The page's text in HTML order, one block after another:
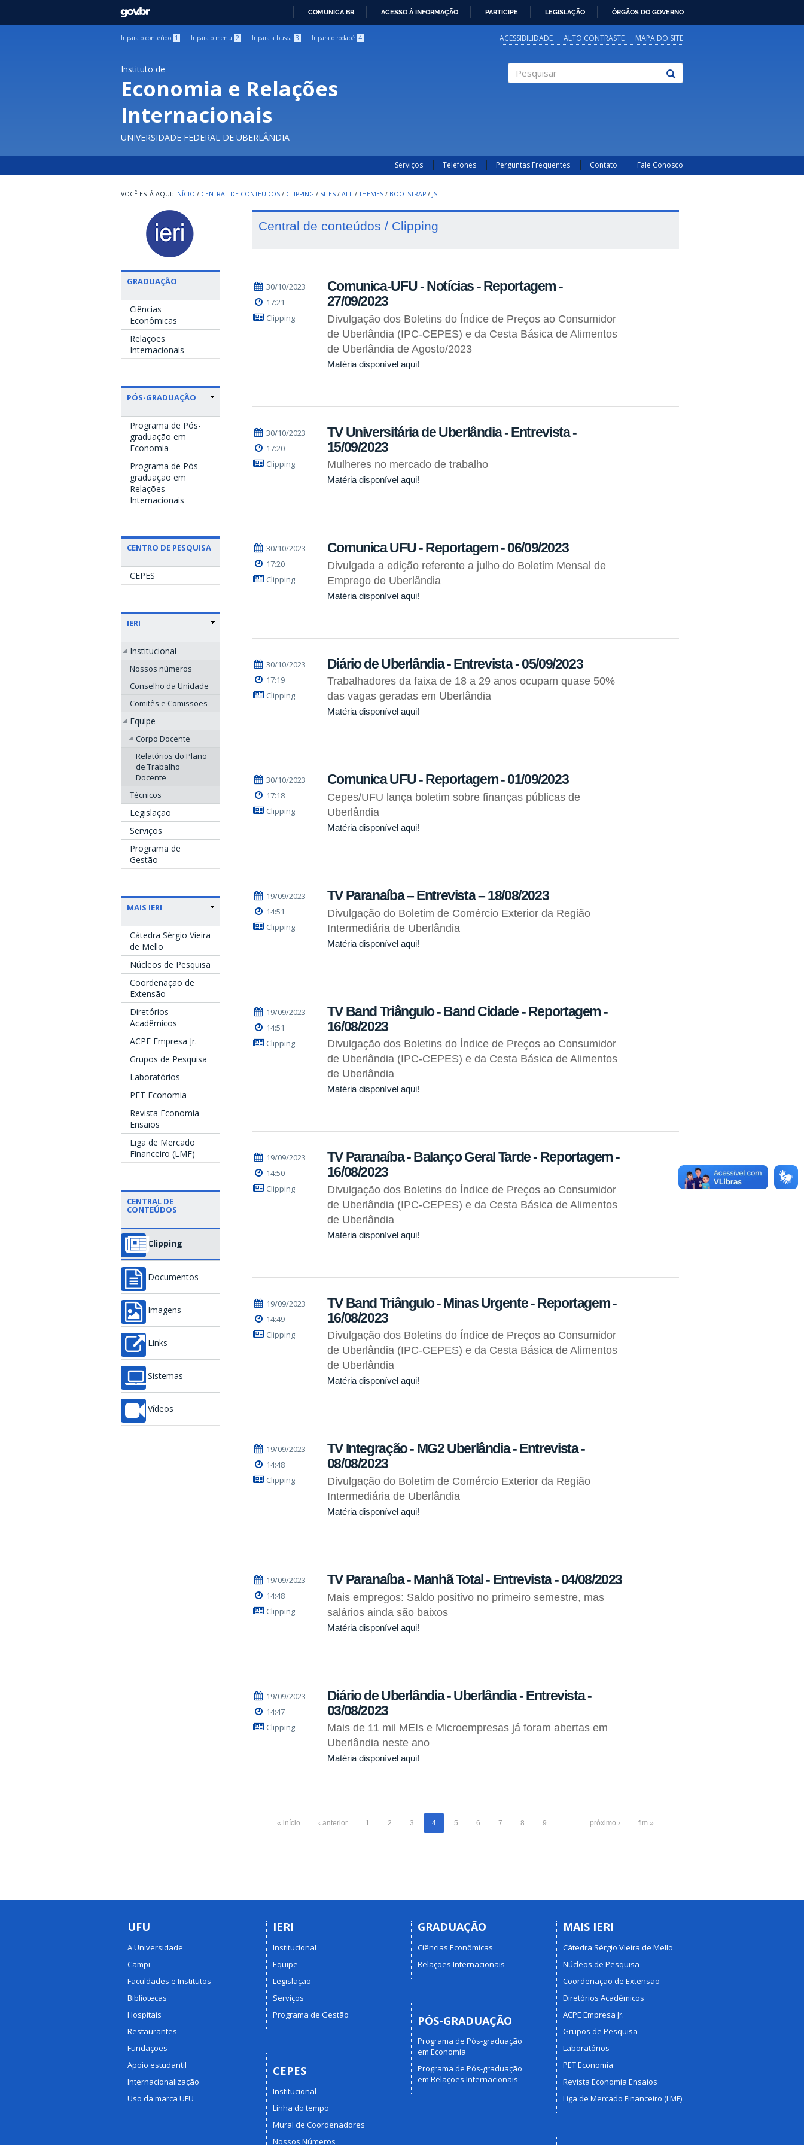
GOVBR
COMUNICA BR ACESSO À INFORMAÇÃO PARTICIPE LEGISLAÇÃO ÓRGÃOS DO GOVERNO
Ir para o conteúdo 1 Ir para o menu 2 Ir para a busca 3 Ir para o rodapé 4 ACESSIBILIDADE ALTO CONTRASTE MAPA DO SITE
Instituto de
Economia e Relações
Internacionais
UNIVERSIDADE FEDERAL DE UBERLÂNDIA
Serviços Telefones Perguntas Frequentes Contato Fale Conosco
INÍCIO / CENTRAL DE CONTEUDOS / CLIPPING / SITES / ALL / THEMES / BOOTSTRAP / JS
GRADUAÇÃO
Ciências
Econômicas
Relações
Internacionais
PÓS-GRADUAÇÃO
Programa de Pós-
graduação em
Economia
Programa de Pós-
graduação em
Relações
Internacionais
CENTRO DE PESQUISA
CEPES
IERI
Institucional
Nossos números
Conselho da Unidade
Comitês e Comissões
Equipe
Corpo Docente
Relatórios do Plano
de Trabalho
Docente
Técnicos
Legislação
Serviços
Programa de
Gestão
MAIS IERI
Cátedra Sérgio Vieira
de Mello
Núcleos de Pesquisa
Coordenação de
Extensão
Diretórios
Acadêmicos
ACPE Empresa Jr.
Grupos de Pesquisa
Laboratórios
PET Economia
Revista Economia
Ensaios
Liga de Mercado
Financeiro (LMF)
CENTRAL DE
CONTEÚDOS
Clipping
Documentos
Imagens
Links
Sistemas
Vídeos
Central de conteúdos / Clipping
30/10/2023
17:21
Clipping
Comunica-UFU - Notícias - Reportagem -
27/09/2023
Divulgação dos Boletins do Índice de Preços ao Consumidor
de Uberlândia (IPC-CEPES) e da Cesta Básica de Alimentos
de Uberlândia de Agosto/2023
Matéria disponível aqui!
30/10/2023
17:20
Clipping
TV Universitária de Uberlândia - Entrevista -
15/09/2023
Mulheres no mercado de trabalho
Matéria disponível aqui!
30/10/2023
17:20
Clipping
Comunica UFU - Reportagem - 06/09/2023
Divulgada a edição referente a julho do Boletim Mensal de
Emprego de Uberlândia
Matéria disponível aqui!
30/10/2023
17:19
Clipping
Diário de Uberlândia - Entrevista - 05/09/2023
Trabalhadores da faixa de 18 a 29 anos ocupam quase 50%
das vagas geradas em Uberlândia
Matéria disponível aqui!
30/10/2023
17:18
Clipping
Comunica UFU - Reportagem - 01/09/2023
Cepes/UFU lança boletim sobre finanças públicas de
Uberlândia
Matéria disponível aqui!
19/09/2023
14:51
Clipping
TV Paranaíba – Entrevista – 18/08/2023
Divulgação do Boletim de Comércio Exterior da Região
Intermediária de Uberlândia
Matéria disponível aqui!
19/09/2023
14:51
Clipping
TV Band Triângulo - Band Cidade - Reportagem -
16/08/2023
Divulgação dos Boletins do Índice de Preços ao Consumidor
de Uberlândia (IPC-CEPES) e da Cesta Básica de Alimentos
de Uberlândia
Matéria disponível aqui!
19/09/2023
14:50
Clipping
TV Paranaíba - Balanço Geral Tarde - Reportagem -
16/08/2023
Divulgação dos Boletins do Índice de Preços ao Consumidor
de Uberlândia (IPC-CEPES) e da Cesta Básica de Alimentos
de Uberlândia
Matéria disponível aqui!
19/09/2023
14:49
Clipping
TV Band Triângulo - Minas Urgente - Reportagem -
16/08/2023
Divulgação dos Boletins do Índice de Preços ao Consumidor
de Uberlândia (IPC-CEPES) e da Cesta Básica de Alimentos
de Uberlândia
Matéria disponível aqui!
19/09/2023
14:48
Clipping
TV Integração - MG2 Uberlândia - Entrevista -
08/08/2023
Divulgação do Boletim de Comércio Exterior da Região
Intermediária de Uberlândia
Matéria disponível aqui!
19/09/2023
14:48
Clipping
TV Paranaíba - Manhã Total - Entrevista - 04/08/2023
Mais empregos: Saldo positivo no primeiro semestre, mas
salários ainda são baixos
Matéria disponível aqui!
19/09/2023
14:47
Clipping
Diário de Uberlândia - Uberlândia - Entrevista -
03/08/2023
Mais de 11 mil MEIs e Microempresas já foram abertas em
Uberlândia neste ano
Matéria disponível aqui!
« início ‹ anterior 1 2 3 4 5 6 7 8 9 … próximo › fim »
UFU
A Universidade
Campi
Faculdades e Institutos
Bibliotecas
Hospitais
Restaurantes
Fundações
Apoio estudantil
Internacionalização
Uso da marca UFU
IERI
Institucional
Equipe
Legislação
Serviços
Programa de Gestão
CEPES
Institucional
Linha do tempo
Mural de Coordenadores
Nossos Números
GRADUAÇÃO
Ciências Econômicas
Relações Internacionais
PÓS-GRADUAÇÃO
Programa de Pós-graduação
em Economia
Programa de Pós-graduação
em Relações Internacionais
MAIS IERI
Cátedra Sérgio Vieira de Mello
Núcleos de Pesquisa
Coordenação de Extensão
Diretórios Acadêmicos
ACPE Empresa Jr.
Grupos de Pesquisa
Laboratórios
PET Economia
Revista Economia Ensaios
Liga de Mercado Financeiro (LMF)